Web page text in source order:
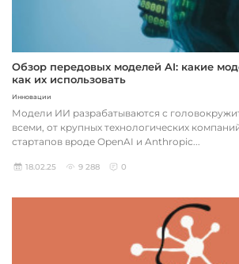
Обзор передовых моделей AI: какие
как их использовать
Инновации
Модели ИИ разрабатываются с
всеми, от крупных технологических
стартапов вроде OpenAI и Anthropic...
18.02.25 9 288 0